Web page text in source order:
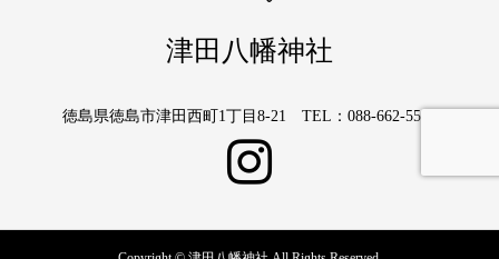
津田八幡神社
徳島県徳島市津田西町1丁目8-21 TEL：088-662-5566